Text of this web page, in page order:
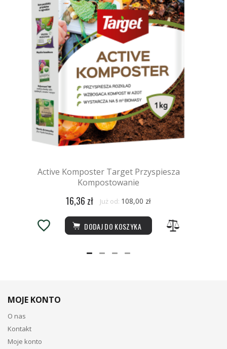
Active Komposter Target Przyspiesza
Kompostowanie
16,36 zł Już od: 108,00 zł
DODAJ DO KOSZYKA
MOJE KONTO
O nas
Kontakt
Moje konto